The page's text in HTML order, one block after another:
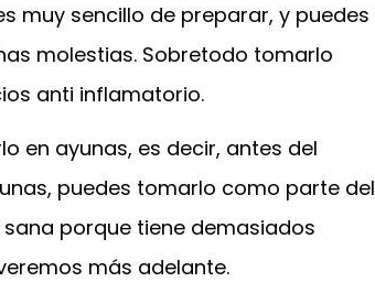
muy sencillo de preparar, y puedes
molestias. Sobretodo tomarlo
anti inflamatorio.
en ayunas, es decir, antes del
puedes tomarlo como parte del
porque tiene demasiados
más adelante.